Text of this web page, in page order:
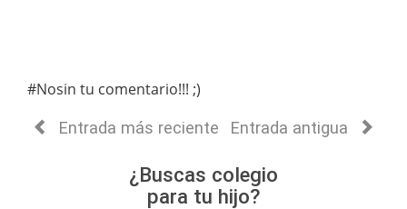
#Nosin tu comentario!!! ;)
Entrada más reciente Entrada antigua
¿Buscas colegio
para tu hijo?